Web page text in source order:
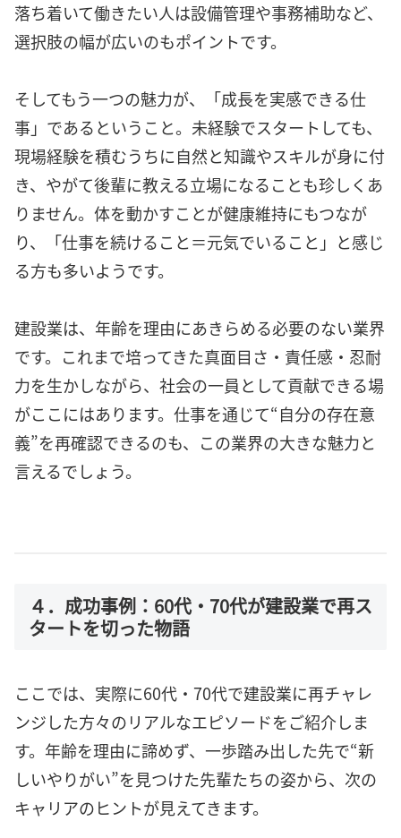
落ち着いて働きたい人は設備管理や事務補助など、
選択肢の幅が広いのもポイントです。
そしてもう一つの魅力が、「成長を実感できる仕
事」であるということ。未経験でスタートしても、
現場経験を積むうちに自然と知識やスキルが身に付
き、やがて後輩に教える立場になることも珍しくあ
りません。体を動かすことが健康維持にもつなが
り、「仕事を続けること＝元気でいること」と感じ
る方も多いようです。
建設業は、年齢を理由にあきらめる必要のない業界
です。これまで培ってきた真面目さ・責任感・忍耐
力を生かしながら、社会の一員として貢献できる場
がここにはあります。仕事を通じて“自分の存在意
義”を再確認できるのも、この業界の大きな魅力と
言えるでしょう。
４．成功事例：60代・70代が建設業で再ス
タートを切った物語
ここでは、実際に60代・70代で建設業に再チャレ
ンジした方々のリアルなエピソードをご紹介しま
す。年齢を理由に諦めず、一歩踏み出した先で“新
しいやりがい”を見つけた先輩たちの姿から、次の
キャリアのヒントが見えてきます。